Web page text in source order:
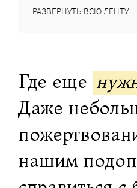
РАЗВЕРНУТЬ ВСЮ ЛЕНТУ
Где еще
Даже
нашим